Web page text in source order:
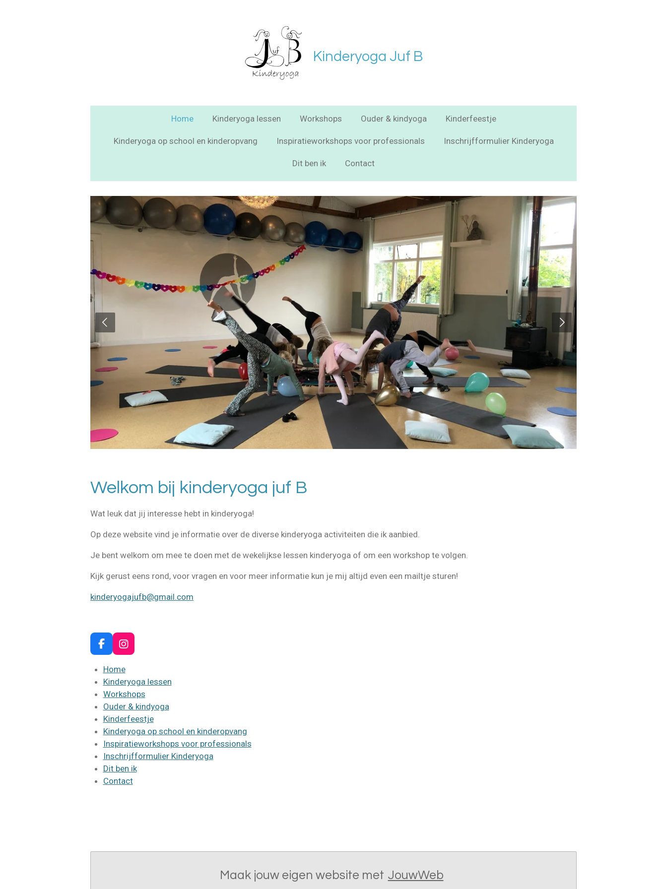
Kinderyoga Juf B
Home Kinderyoga lessen Workshops Ouder & kindyoga Kinderfeestje
Kinderyoga op school en kinderopvang Inspiratieworkshops voor professionals Inschrijfformulier Kinderyoga
Dit ben ik Contact
Welkom bij kinderyoga juf B
Wat leuk dat jij interesse hebt in kinderyoga!
Op deze website vind je informatie over de diverse kinderyoga activiteiten die ik aanbied.
Je bent welkom om mee te doen met de wekelijkse lessen kinderyoga of om een workshop te volgen.
Kijk gerust eens rond, voor vragen en voor meer informatie kun je mij altijd even een mailtje sturen!
kinderyogajufb@gmail.com
F
a
c
e
b
o
o
k
I
n
s
a
g
r
a
Home
Kinderyoga lessen
Workshops
Ouder & kindyoga
Kinderfeestje
Kinderyoga op school en kinderopvang
Inspiratieworkshops voor professionals
Inschrijfformulier Kinderyoga
Dit ben ik
Contact
Maak jouw eigen website met JouwWeb